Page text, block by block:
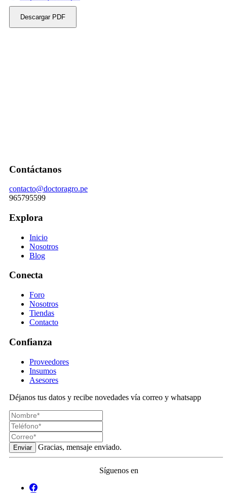
Descargar PDF
Contáctanos
contacto@doctoragro.pe
965795599
Explora
Inicio
Nosotros
Blog
Conecta
Foro
Nosotros
Tiendas
Contacto
Confianza
Proveedores
Insumos
Asesores
Déjanos tus datos y recibe novedades vía correo y whatsapp
Enviar Gracias, mensaje enviado.
Síguenos en